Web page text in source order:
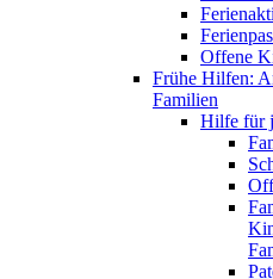
Offene
Frühe Hilfen:
Familien
Hilfe für